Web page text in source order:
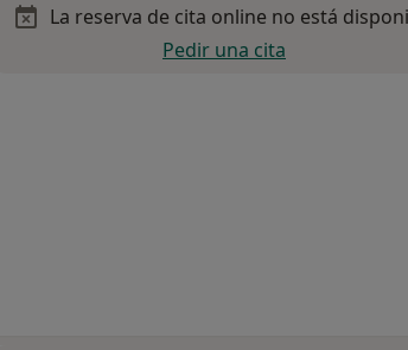
La reserva de cita online no está
Pedir una cita